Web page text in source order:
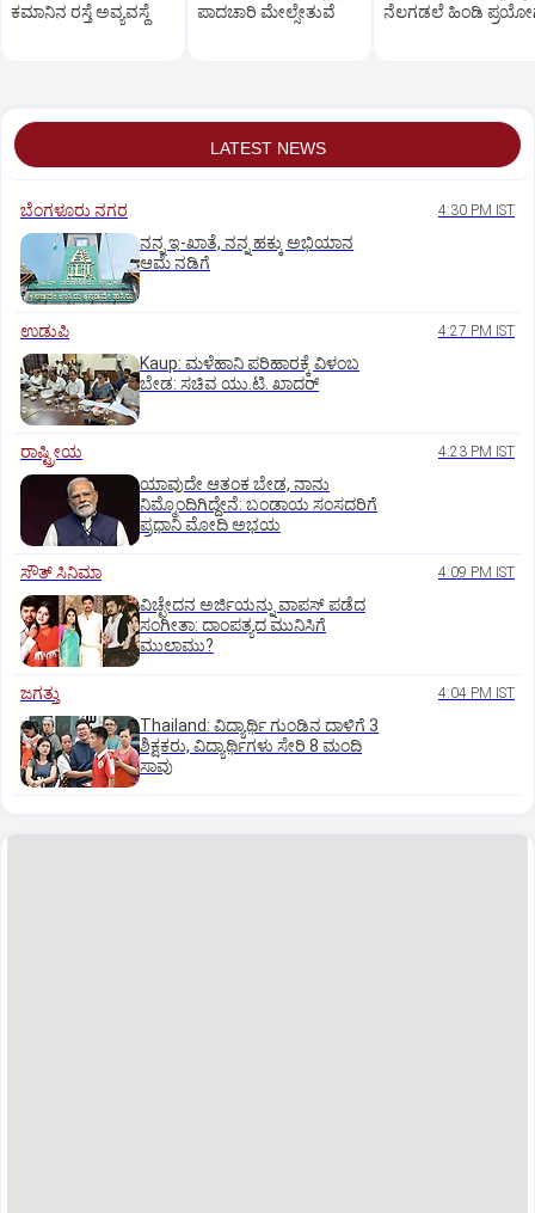
ಕಮಾನಿನ ರಸ್ತೆ ಅವ್ಯವಸ್ಥೆ
ಪಾದಚಾರಿ ಮೇಲ್ಸೇತುವೆ
ನೆಲಗಡಲೆ ಹಿಂಡಿ
LATEST NEWS
ಬೆಂಗಳೂರು ನಗರ 4:30 PM IST
ನನ್ನ ಇ-ಖಾತೆ, ನನ್ನ ಹಕ್ಕು ಅಭಿಯಾನ
ಆಮೆ ನಡಿಗೆ
ಉಡುಪಿ 4:27 PM IST
Kaup: ಮಳೆಹಾನಿ ಪರಿಹಾರಕ್ಕೆ ವಿಳಂಬ
ಬೇಡ: ಸಚಿವ ಯು.ಟಿ. ಖಾದರ್
ರಾಷ್ಟ್ರೀಯ 4:23 PM IST
ಯಾವುದೇ ಆತಂಕ ಬೇಡ, ನಾನು
ನಿಮ್ಮೊಂದಿಗಿದ್ದೇನೆ: ಬಂಡಾಯ ಸಂಸದರಿಗೆ
ಪ್ರಧಾನಿ ಮೋದಿ ಅಭಯ
ಸೌತ್‌ ಸಿನಿಮಾ 4:09 PM IST
ವಿಚ್ಛೇದನ ಅರ್ಜಿಯನ್ನು ವಾಪಸ್‌ ಪಡೆದ
ಸಂಗೀತಾ: ದಾಂಪತ್ಯದ ಮುನಿಸಿಗೆ
ಮುಲಾಮು?
ಜಗತ್ತು 4:04 PM IST
Thailand: ವಿದ್ಯಾರ್ಥಿ ಗುಂಡಿನ ದಾಳಿಗೆ 3
ಶಿಕ್ಷಕರು, ವಿದ್ಯಾರ್ಥಿಗಳು ಸೇರಿ 8 ಮಂದಿ
ಸಾವು